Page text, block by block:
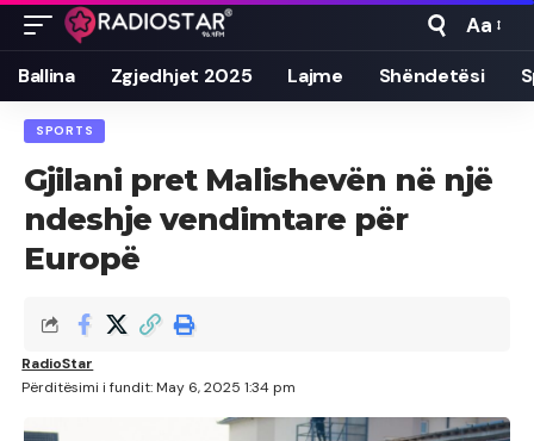
Font
Resizer
Aa
Ballina Zgjedhjet 2025 Lajme Shëndetësi
SPORTS
Gjilani pret Malishevën në një
ndeshje vendimtare për
Europë
Përditësimi i fundit: May 6, 2025 1:34 pm
RadioStar